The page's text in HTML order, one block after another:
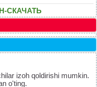
СКАЧАТЬ
izoh qoldirishi mumkin.
o'ting.